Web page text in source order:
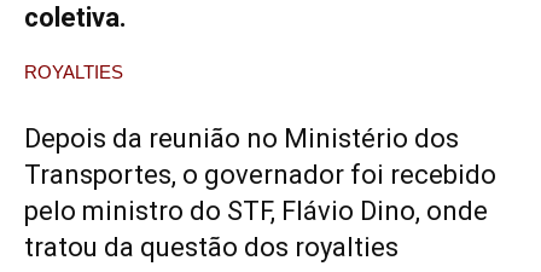
coletiva.
ROYALTIES
Depois da reunião no Ministério dos
Transportes, o governador foi recebido
pelo ministro do STF, Flávio Dino, onde
tratou da questão dos royalties